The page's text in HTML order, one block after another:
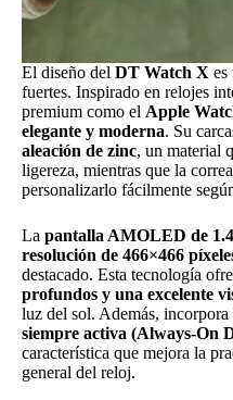
El diseño del DT Watch X es
fuertes. Inspirado en relojes
premium como el Apple
elegante y moderna. Su
aleación de zinc, un material
ligereza, mientras que la
personalizarlo fácilmente
La pantalla AMOLED de
resolución de 466×466
destacado. Esta tecnología
profundos y una excelente
luz del sol. Además, incorpora
siempre activa (Always-On
característica que mejora la
general del reloj.